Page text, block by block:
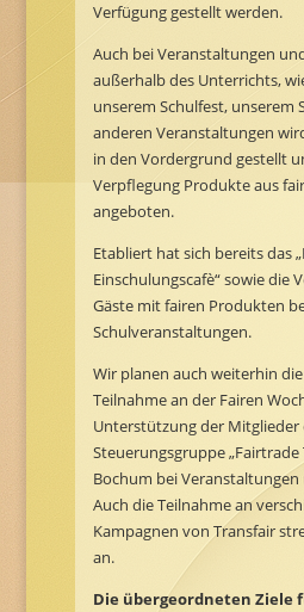
Verfügung gestellt werden.
Auch bei Veranstaltungen
außerhalb des Unterrichts,
unserem Schulfest, unserem
anderen Veranstaltungen
in den Vordergrund gestellt
Verpflegung Produkte aus
angeboten.
Etabliert hat sich bereits das
Einschulungscafè“ sowie die
Gäste mit fairen Produkten
Schulveranstaltungen.
Wir planen auch weiterhin
Teilnahme an der Fairen
Unterstützung der Mitglieder
Steuerungsgruppe „Fairtrade
Bochum bei
Auch die Teilnahme an
Kampagnen von Transfair
an.
Die übergeordneten Ziele